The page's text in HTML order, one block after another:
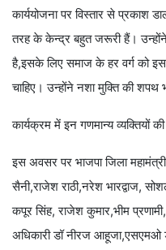
कार्ययोजना पर विस्तार से प्रकाश
तरह के केन्द्र बहुत जरूरी हैं।
है,इसके लिए समाज के हर वर्ग को
चाहिए। उन्होंने नशा मुक्ति की शपथ
कार्यक्रम में इन गणमान्य व्यक्तियों
इस अवसर पर भाजपा जिला
सैनी,राजेश राठी,नरेश भारद्वाज,
कपूर सिंह, राजेश कुमार,भीम
अधिकारी डॉ नीरज आहूजा,एसएमओ